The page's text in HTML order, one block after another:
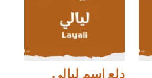
دلع اسم ليالي